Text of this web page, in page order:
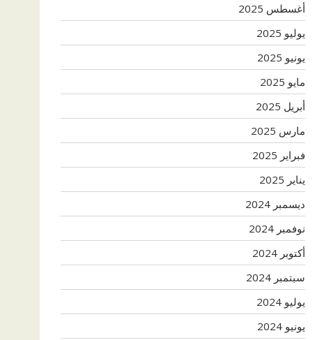
أغسطس 2025
يوليو 2025
يونيو 2025
مايو 2025
أبريل 2025
مارس 2025
فبراير 2025
يناير 2025
ديسمبر 2024
نوفمبر 2024
أكتوبر 2024
سبتمبر 2024
يوليو 2024
يونيو 2024